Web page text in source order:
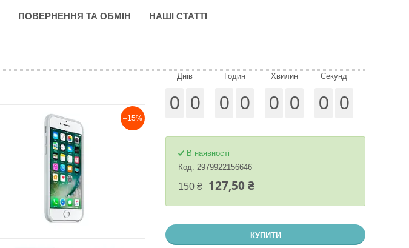
ПОВЕРНЕННЯ ТА ОБМІН НАШІ СТАТТІ
–15%
Днів
0 0
Годин
0 0
Хвилин
0 0
Секунд
0 0
В наявності
Код: 2979922156646
150 ₴ 127,50 ₴
КУПИТИ